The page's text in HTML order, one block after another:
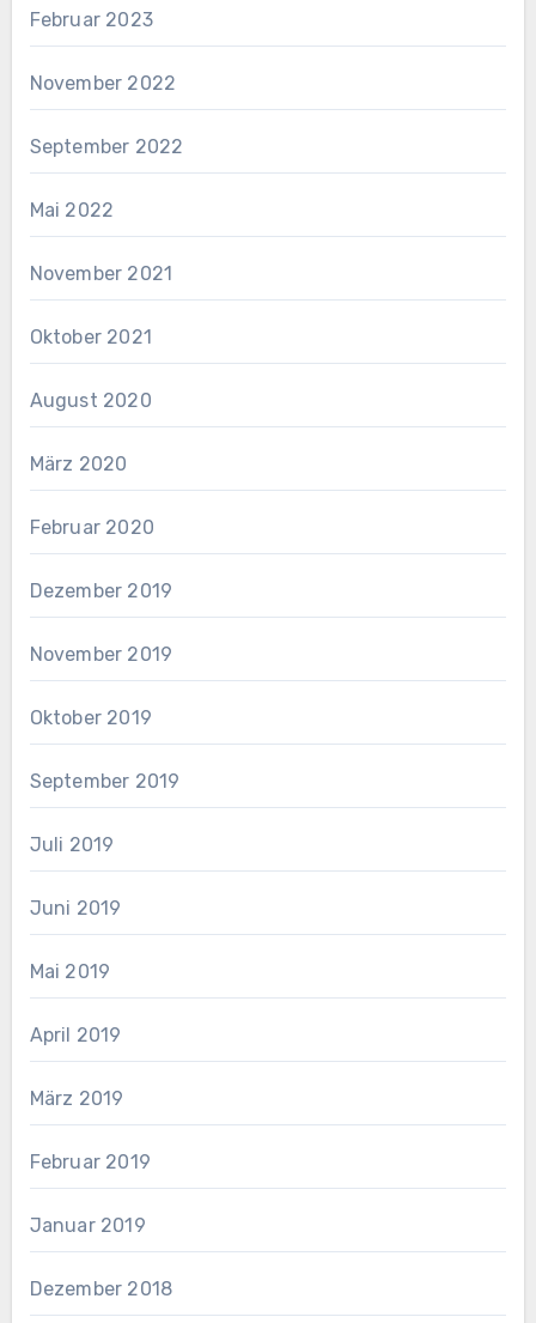
Februar 2023
November 2022
September 2022
Mai 2022
November 2021
Oktober 2021
August 2020
März 2020
Februar 2020
Dezember 2019
November 2019
Oktober 2019
September 2019
Juli 2019
Juni 2019
Mai 2019
April 2019
März 2019
Februar 2019
Januar 2019
Dezember 2018